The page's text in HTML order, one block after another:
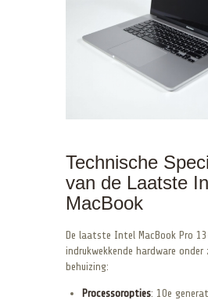
Technische
van de Laatste
MacBook
De laatste Intel MacBook Pro
indrukwekkende hardware onder
behuizing:
Processoropties: 10e